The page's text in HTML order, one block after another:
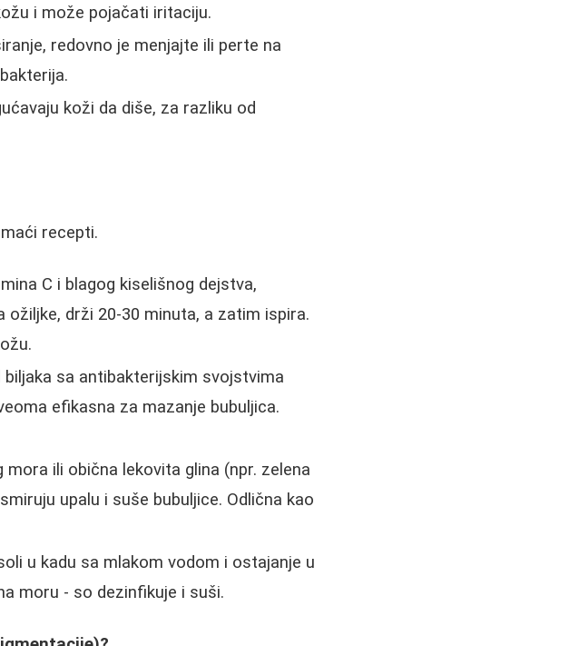
i može pojačati iritaciju.
redovno je menjajte ili perte na
koži da diše, za razliku od
recepti.
C i blagog kiselišnog dejstva,
ožiljke, drži 20-30 minuta, a zatim ispira.
sa antibakterijskim svojstvima
efikasna za mazanje bubuljica.
ili obična lekovita glina (npr. zelena
upalu i suše bubuljice. Odlična kao
u kadu sa mlakom vodom i ostajanje u
moru - so dezinfikuje i suši.